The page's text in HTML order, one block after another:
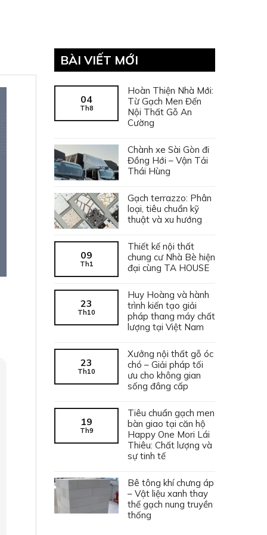
BÀI VIẾT MỚI
04
Th8
Hoàn Thiện Nhà Mới:
Từ Gạch Men Đến
Nội Thất Gỗ An
Cường
Chành xe Sài Gòn đi
Đồng Hới – Vận Tải
Thái Hùng
Gạch terrazzo: Phân
loại, tiêu chuẩn kỹ
thuật và xu hướng
09
Th1
Thiết kế nội thất
chung cư Nhà Bè hiện
đại cùng TA HOUSE
23
Th10
Huy Hoàng và hành
trình kiến tạo giải
pháp thang máy chất
lượng tại Việt Nam
23
Th10
Xưởng nội thất gỗ óc
chó – Giải pháp tối
ưu cho không gian
sống đẳng cấp
19
Th9
Tiêu chuẩn gạch men
bàn giao tại căn hộ
Happy One Mori Lái
Thiêu: Chất lượng và
sự tinh tế
Bê tông khí chưng áp
– Vật liệu xanh thay
thế gạch nung truyền
thống